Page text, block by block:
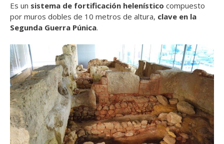
Es un sistema de fortificación helenístico compuesto
por muros dobles de 10 metros de altura, clave en la
Segunda Guerra Púnica.